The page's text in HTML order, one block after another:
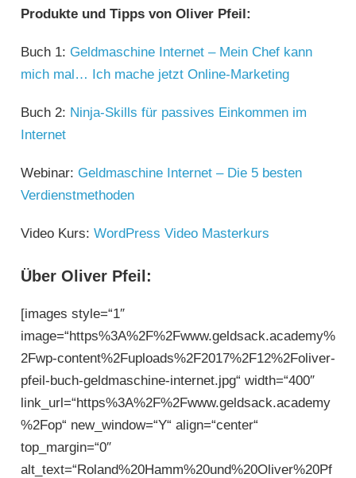
Produkte und Tipps von Oliver Pfeil:
Buch 1: Geldmaschine Internet – Mein Chef kann
mich mal… Ich mache jetzt Online-Marketing
Buch 2: Ninja-Skills für passives Einkommen im
Internet
Webinar: Geldmaschine Internet – Die 5 besten
Verdienstmethoden
Video Kurs: WordPress Video Masterkurs
Über Oliver Pfeil:
[images style=“1″
image=“https%3A%2F%2Fwww.geldsack.academy%
2Fwp-content%2Fuploads%2F2017%2F12%2Foliver-
pfeil-buch-geldmaschine-internet.jpg“ width=“400″
link_url=“https%3A%2F%2Fwww.geldsack.academy
%2Fop“ new_window=“Y“ align=“center“
top_margin=“0″
alt_text=“Roland%20Hamm%20und%20Oliver%20Pf